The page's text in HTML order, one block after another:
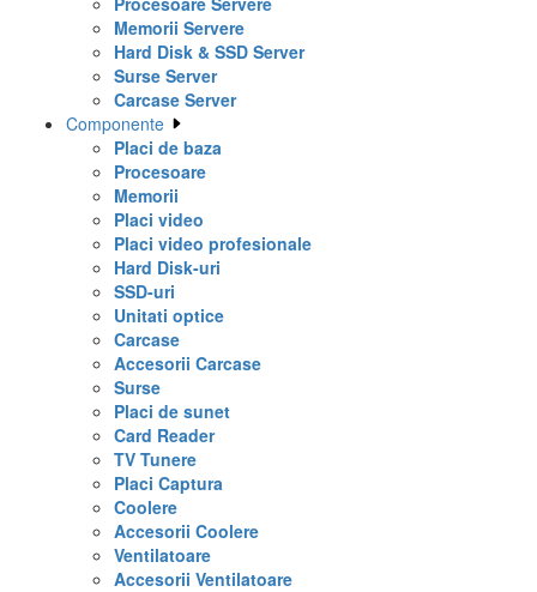
Memorii Servere
Hard Disk & SSD Server
Surse Server
Carcase Server
Componente
Placi de baza
Procesoare
Memorii
Placi video
Placi video profesionale
Hard Disk-uri
SSD-uri
Unitati optice
Carcase
Accesorii Carcase
Surse
Placi de sunet
Card Reader
TV Tunere
Placi Captura
Coolere
Accesorii Coolere
Ventilatoare
Accesorii Ventilatoare